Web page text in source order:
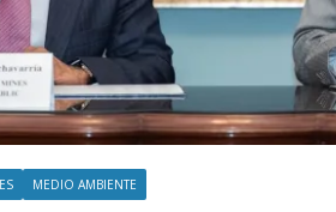
MEDIO AMBIENTE